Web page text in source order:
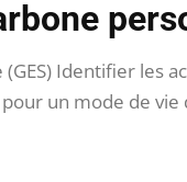
Identifier les
un mode de